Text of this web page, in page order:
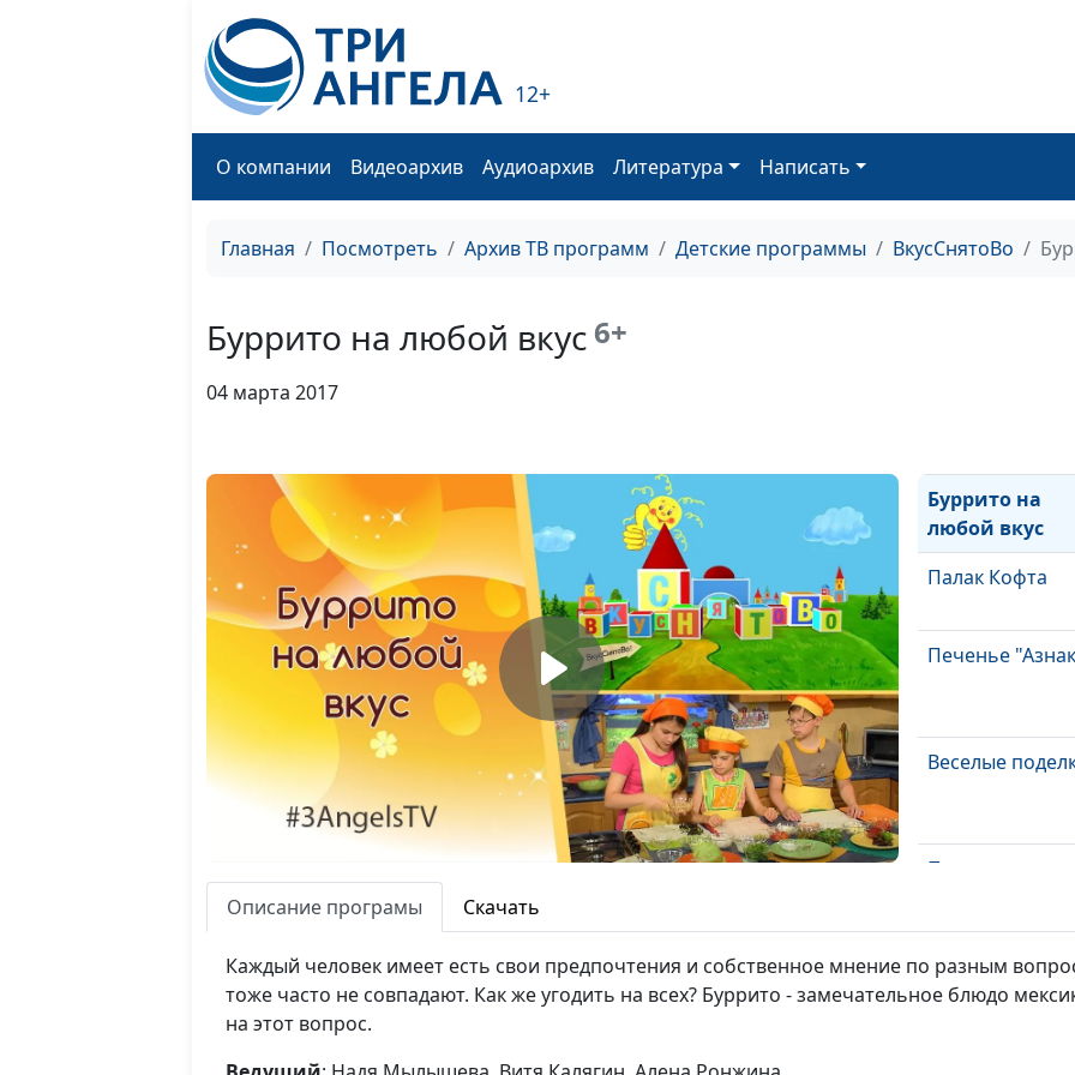
12+
О компании Видеоархив Аудиоархив Литература Написать
Главная Посмотреть Архив ТВ программ Детские программы ВкусСнятоВо
Буррито на любой вкус 6+
04 марта 2017
Рецепт
Буррито на
любой вкус
Палак Кофта
Печенье
Веселые
Пицца
Язык доброты
Описание програмы Скачать
Каждый человек имеет есть свои предпочтения и собственное мнение по разным
тоже часто не совпадают. Как же угодить на всех? Буррито - замечательное блюдо
на этот вопрос.